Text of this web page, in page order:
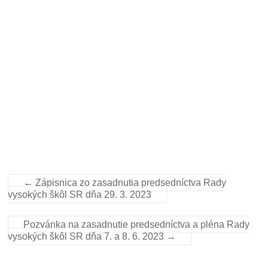
← Zápisnica zo zasadnutia predsedníctva Rady
vysokých škôl SR dňa 29. 3. 2023
Pozvánka na zasadnutie predsedníctva a pléna Rady
vysokých škôl SR dňa 7. a 8. 6. 2023 →